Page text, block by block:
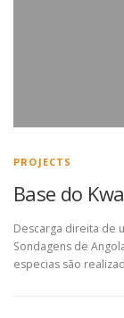
PROJECTS
Base do
Descarga direita de
Sondagens de
especias são